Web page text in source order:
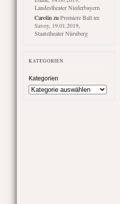
Landestheater Niederbayern
Carolin zu Premiere Ball im
Savoy, 19.01.2019,
Staatstheater Nürnberg
KATEGORIEN
Kategorien